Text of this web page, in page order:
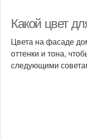
Какой цвет
Цвета на фасаде
оттенки и тона,
следующими